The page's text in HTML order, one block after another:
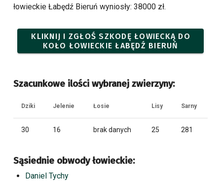
łowieckie Łabędź Bieruń wyniosły: 38000 zł.
KLIKNIJ I ZGŁOŚ SZKODĘ ŁOWIECKĄ DO
KOŁO ŁOWIECKIE ŁABĘDŹ BIERUŃ
Szacunkowe ilości wybranej zwierzyny:
Dziki Jelenie Łosie Lisy Sarny
30 16 brak danych 25 281
Sąsiednie obwody łowieckie:
Daniel Tychy